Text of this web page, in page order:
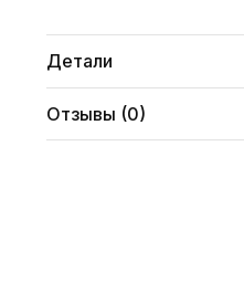
Детали
Отзывы (0)